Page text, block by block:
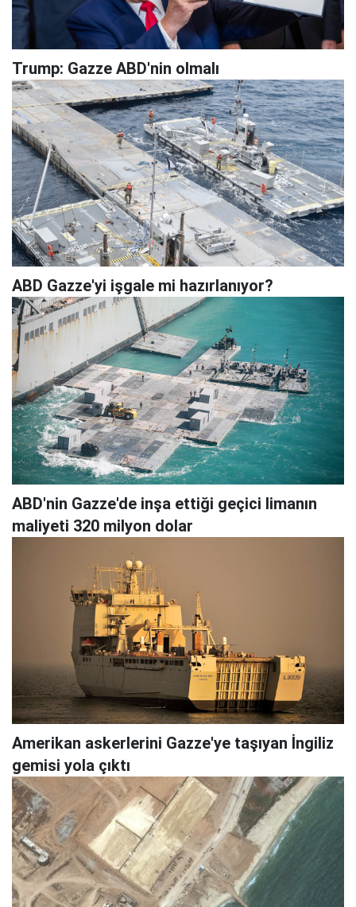
Trump: Gazze ABD'nin olmalı
ABD Gazze'yi işgale mi hazırlanıyor?
ABD'nin Gazze'de inşa ettiği geçici limanın
maliyeti 320 milyon dolar
Amerikan askerlerini Gazze'ye taşıyan İngiliz
gemisi yola çıktı